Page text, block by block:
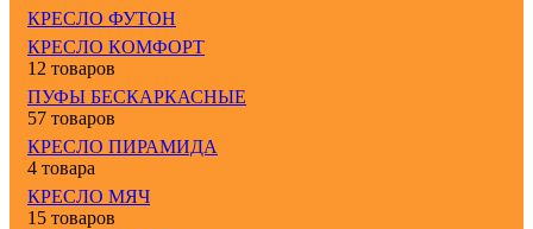
КРЕСЛО ФУТОН
КРЕСЛО КОМФОРТ
12 товаров
ПУФЫ БЕСКАРКАСНЫЕ
57 товаров
КРЕСЛО ПИРАМИДА
4 товара
КРЕСЛО МЯЧ
15 товаров